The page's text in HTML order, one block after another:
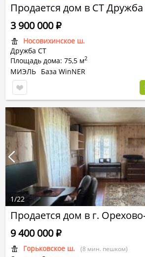
Продается дом в СТ Дружба
Носовихинское ш.
Дружба СТ
Площадь дома: 75,5 м2
3 900 000Р
МИЭЛЬ База WinNER
Продается дом в г.
Горьковское ш. (8 мин. пешком)
9 400 000Р
1/22